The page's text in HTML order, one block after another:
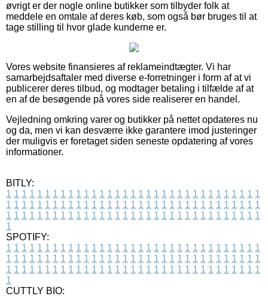
øvrigt er der nogle online butikker som tilbyder folk at
meddele en omtale af deres køb, som også bør bruges til at
tage stilling til hvor glade kunderne er.
Vores website finansieres af reklameindtægter. Vi har
samarbejdsaftaler med diverse e-forretninger i form af at vi
publicerer deres tilbud, og modtager betaling i tilfælde af at
en af de besøgende på vores side realiserer en handel.
Vejledning omkring varer og butikker på nettet opdateres nu
og da, men vi kan desværre ikke garantere imod justeringer
der muligvis er foretaget siden seneste opdatering af vores
informationer.
BITLY:
1 1 1 1 1 1 1 1 1 1 1 1 1 1 1 1 1 1 1 1 1 1 1 1 1 1 1 1 1 1 1 1 1
1 1 1 1 1 1 1 1 1 1 1 1 1 1 1 1 1 1 1 1 1 1 1 1 1 1 1 1 1 1 1 1 1
1 1 1 1 1 1 1 1 1 1 1 1 1 1 1 1 1 1 1 1 1 1 1 1 1 1 1 1 1 1 1 1 1
1
SPOTIFY:
1 1 1 1 1 1 1 1 1 1 1 1 1 1 1 1 1 1 1 1 1 1 1 1 1 1 1 1 1 1 1 1 1
1 1 1 1 1 1 1 1 1 1 1 1 1 1 1 1 1 1 1 1 1 1 1 1 1 1 1 1 1 1 1 1 1
1 1 1 1 1 1 1 1 1 1 1 1 1 1 1 1 1 1 1 1 1 1 1 1 1 1 1 1 1 1 1 1 1
1
CUTTLY BIO: